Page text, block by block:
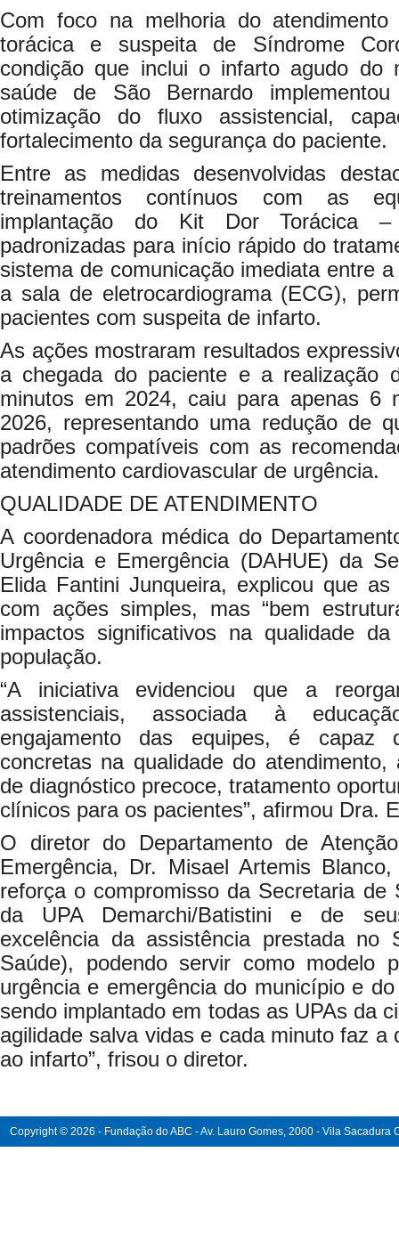
Com foco na melhoria do
torácica e suspeita de Síndrome
condição que inclui o infarto agudo do
saúde de São Bernardo
otimização do fluxo assistencial,
fortalecimento da segurança do paciente.
Entre as medidas desenvolvidas
treinamentos contínuos com as
implantação do Kit Dor Torácica –
padronizadas para início rápido do
sistema de comunicação imediata entre
a sala de eletrocardiograma (ECG),
pacientes com suspeita de infarto.
As ações mostraram resultados
a chegada do paciente e a realização
minutos em 2024, caiu para apenas 6
2026, representando uma redução de
padrões compatíveis com as
atendimento cardiovascular de urgência.
QUALIDADE DE ATENDIMENTO
A coordenadora médica do
Urgência e Emergência (DAHUE) da
Elida Fantini Junqueira, explicou que
com ações simples, mas “bem
impactos significativos na qualidade
população.
“A iniciativa evidenciou que a
assistenciais, associada à
engajamento das equipes, é capaz
concretas na qualidade do atendimento,
de diagnóstico precoce, tratamento
clínicos para os pacientes”, afirmou Dra.
O diretor do Departamento de
Emergência, Dr. Misael Artemis
reforça o compromisso da Secretaria de
da UPA Demarchi/Batistini e de
excelência da assistência prestada no
Saúde), podendo servir como modelo
urgência e emergência do município e
sendo implantado em todas as UPAs da
agilidade salva vidas e cada minuto faz a
ao infarto”, frisou o diretor.
Copyright © 2026 - Fundação do ABC - Av. Lauro Gomes, 2000 - Vila